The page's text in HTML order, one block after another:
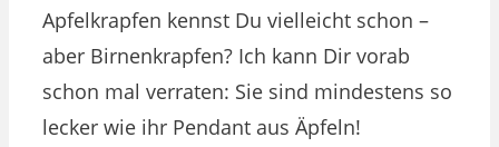
Apfelkrapfen kennst Du vielleicht schon –
aber Birnenkrapfen? Ich kann Dir vorab
schon mal verraten: Sie sind mindestens so
lecker wie ihr Pendant aus Äpfeln!